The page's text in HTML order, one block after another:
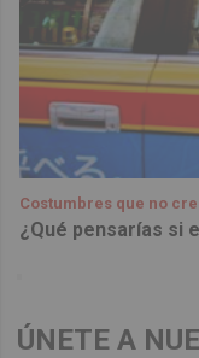
Costumbres que no
¿Qué pensarías si
ÚNETE A